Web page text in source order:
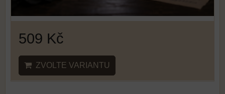
509 Kč
ZVOLTE VARIANTU